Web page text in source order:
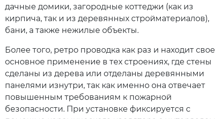
дачные домики, загородные коттеджи (как из
кирпича, так и из деревянных стройматериалов),
бани, а также нежилые объекты.
Более того, ретро проводка как раз и находит свое
основное применение в тех строениях, где стены
сделаны из дерева или отделаны деревянными
панелями изнутри, так как именно она отвечает
повышенным требованиям к пожарной
безопасности. При установке фиксируется с